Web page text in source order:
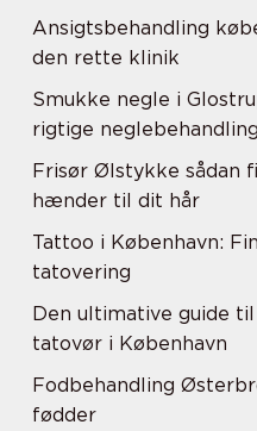
Ansigtsbehandling
den rette klinik
Smukke negle i
rigtige neglebehandling
Frisør Ølstykke sådan
hænder til dit hår
Tattoo i København:
tatovering
Den ultimative guide
tatovør i København
Fodbehandling
fødder